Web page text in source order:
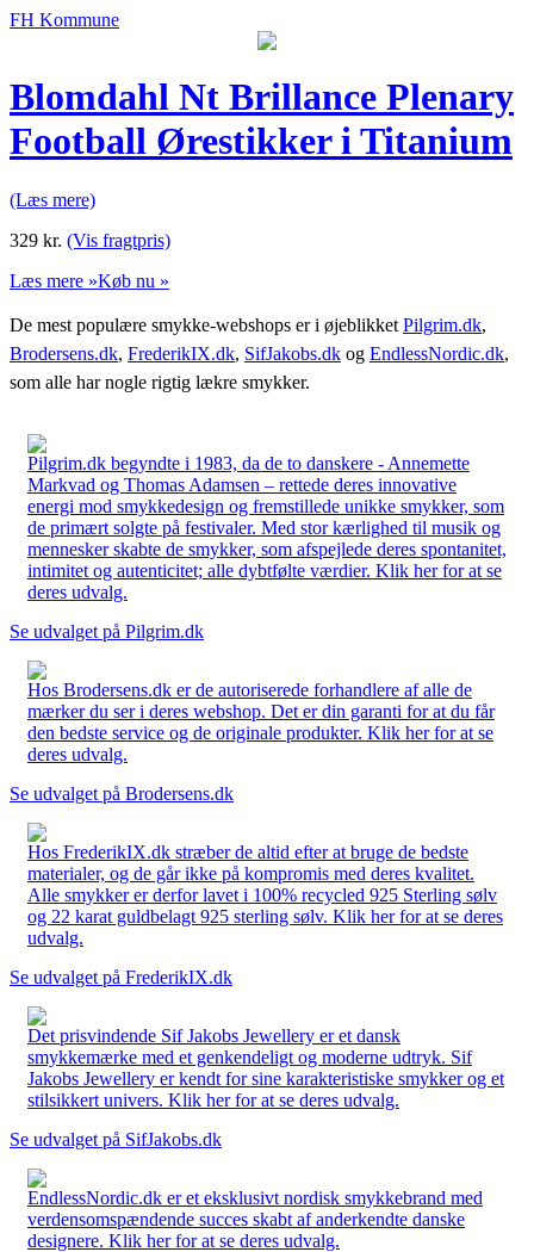
FH Kommune
Blomdahl Nt Brillance Plenary
Football Ørestikker i Titanium
(Læs mere)
329 kr. (Vis fragtpris)
Læs mere »Køb nu »
De mest populære smykke-webshops er i øjeblikket Pilgrim.dk,
Brodersens.dk, FrederikIX.dk, SifJakobs.dk og EndlessNordic.dk,
som alle har nogle rigtig lækre smykker.
Pilgrim.dk begyndte i 1983, da de to danskere - Annemette
Markvad og Thomas Adamsen – rettede deres innovative
energi mod smykkedesign og fremstillede unikke smykker, som
de primært solgte på festivaler. Med stor kærlighed til musik og
mennesker skabte de smykker, som afspejlede deres spontanitet,
intimitet og autenticitet; alle dybtfølte værdier. Klik her for at se
deres udvalg.
Se udvalget på Pilgrim.dk
Hos Brodersens.dk er de autoriserede forhandlere af alle de
mærker du ser i deres webshop. Det er din garanti for at du får
den bedste service og de originale produkter. Klik her for at se
deres udvalg.
Se udvalget på Brodersens.dk
Hos FrederikIX.dk stræber de altid efter at bruge de bedste
materialer, og de går ikke på kompromis med deres kvalitet.
Alle smykker er derfor lavet i 100% recycled 925 Sterling sølv
og 22 karat guldbelagt 925 sterling sølv. Klik her for at se deres
udvalg.
Se udvalget på FrederikIX.dk
Det prisvindende Sif Jakobs Jewellery er et dansk
smykkemærke med et genkendeligt og moderne udtryk. Sif
Jakobs Jewellery er kendt for sine karakteristiske smykker og et
stilsikkert univers. Klik her for at se deres udvalg.
Se udvalget på SifJakobs.dk
EndlessNordic.dk er et eksklusivt nordisk smykkebrand med
verdensomspændende succes skabt af anderkendte danske
designere. Klik her for at se deres udvalg.